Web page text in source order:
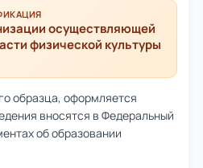
осуществляющей
физической культуры
образца, оформляется
вносятся в Федеральный
об образовании